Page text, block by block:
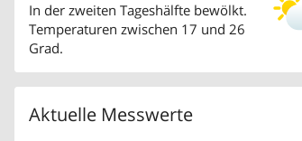
In der zweiten Tageshälfte bewölkt.
Temperaturen zwischen 17 und 26
Grad.
Aktuelle Messwerte